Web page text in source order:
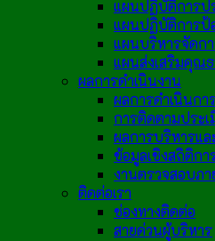
แผนปฏิบัติการป
แผนปฏิบัติการป้
แผนบริหารจัดกา
แผนส่งเสริมคุณ
ผลการดำเนินงาน
ผลการดำเนินกา
การติดตามประเ
ผลการบริหารแ
ข้อมูลเชิงสถิติก
งานตรวจสอบภา
ติดต่อเรา
ช่องทางติดต่อ
สายด่วนผู้บริหาร